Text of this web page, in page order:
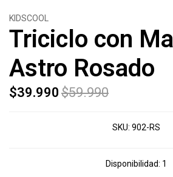
KIDSCOOL
Triciclo con
Astro Rosado
$39.990 $59.990
SKU: 902-RS
Disponibilidad: 1